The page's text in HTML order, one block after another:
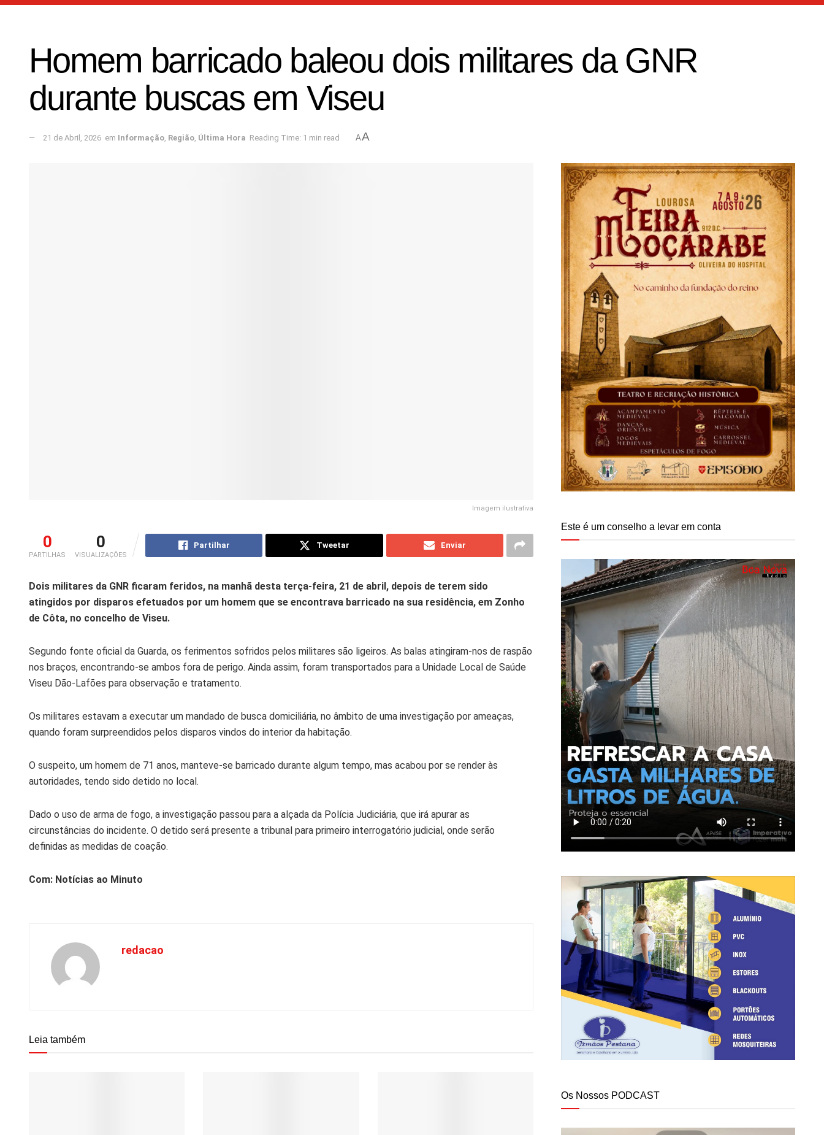
Homem barricado baleou dois militares da GNR
durante buscas em Viseu
21 de Abril, 2026 em Informação, Região, Última Hora Reading Time: 1 min read AA
Imagem ilustrativa
0
PARTILHAS
0
VISUALIZAÇÕES
Partilhar Tweetar Enviar
Dois militares da GNR ficaram feridos, na manhã desta terça-feira, 21 de abril, depois de terem sido
atingidos por disparos efetuados por um homem que se encontrava barricado na sua residência, em Zonho
de Côta, no concelho de Viseu.
Segundo fonte oficial da Guarda, os ferimentos sofridos pelos militares são ligeiros. As balas atingiram-nos de raspão
nos braços, encontrando-se ambos fora de perigo. Ainda assim, foram transportados para a Unidade Local de Saúde
Viseu Dão-Lafões para observação e tratamento.
Os militares estavam a executar um mandado de busca domiciliária, no âmbito de uma investigação por ameaças,
quando foram surpreendidos pelos disparos vindos do interior da habitação.
O suspeito, um homem de 71 anos, manteve-se barricado durante algum tempo, mas acabou por se render às
autoridades, tendo sido detido no local.
Dado o uso de arma de fogo, a investigação passou para a alçada da Polícia Judiciária, que irá apurar as
circunstâncias do incidente. O detido será presente a tribunal para primeiro interrogatório judicial, onde serão
definidas as medidas de coação.
Com: Notícias ao Minuto
redacao
Leia também
Este é um conselho a levar em conta
Os Nossos PODCAST